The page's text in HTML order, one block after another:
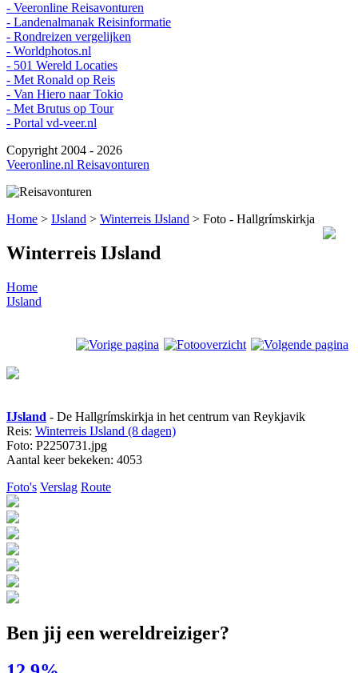
- Veeronline Reisavonturen
- Landenalmanak Reisinformatie
- Rondreizen vergelijken
- Worldphotos.nl
- 501 Wereld Locaties
- Met Ronald op Reis
- Van Hiero naar Tokio
- Met Brutus op Tour
- Portal vd-veer.nl
Copyright 2004 - 2026
Veeronline.nl Reisavonturen
Home > IJsland > Winterreis IJsland > Foto - Hallgrímskirkja
Winterreis IJsland
Home
IJsland
IJsland - De Hallgrímskirkja in het centrum van Reykjavik
Reis: Winterreis IJsland (8 dagen)
Foto: P2250731.jpg
Aantal keer bekeken: 4053
Foto's Verslag Route
Ben jij een wereldreiziger?